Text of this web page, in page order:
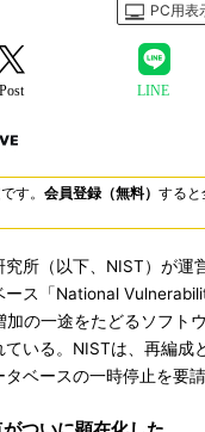
PC用表
Post LINE
す。 会員登録（無料） すると
所（以下、NIST）が運
ス「National
加の一途をたどるソフト
ている。NISTは、再編成
ベースの一時停止を要請